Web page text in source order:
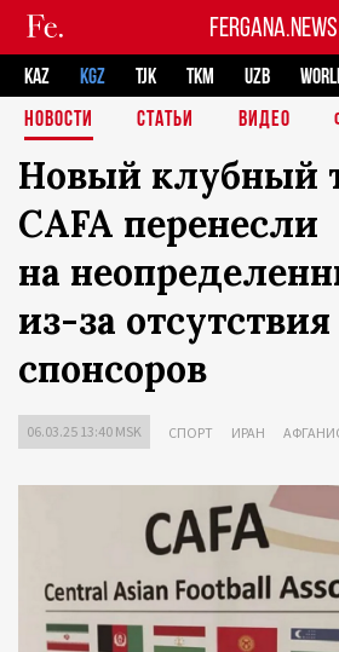
FERGANA.NEWS
KAZ KGZ TJK TKM UZB
НОВОСТИ
СТАТЬИ ВИДЕО
Новый клубный
CAFA перенесли
на
из-за отсутствия
спонсоров
06.03.25 13:40 MSK СПОРТ ИРАН